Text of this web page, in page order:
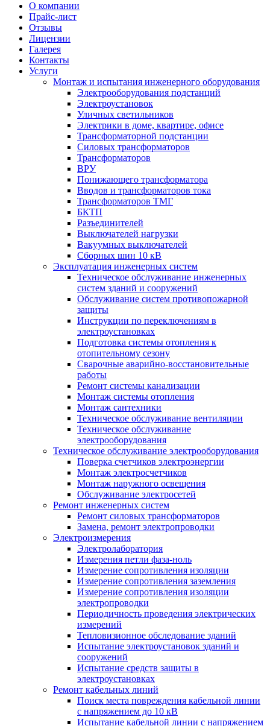
О компании
Прайс-лист
Отзывы
Лицензии
Галерея
Контакты
Услуги
Монтаж и испытания инженерного оборудования
Электрооборудования подстанций
Электроустановок
Уличных светильников
Электрики в доме, квартире, офисе
Трансформаторной подстанции
Силовых трансформаторов
Трансформаторов
ВРУ
Понижающего трансформатора
Вводов и трансформаторов тока
Трансформаторов ТМГ
БКТП
Разъединителей
Выключателей нагрузки
Вакуумных выключателей
Cборных шин 10 кВ
Эксплуатация инженерных систем
Техническое обслуживание инженерных
систем зданий и сооружений
Обслуживание систем противопожарной
защиты
Инструкции по переключениям в
электроустановках
Подготовка системы отопления к
отопительному сезону
Сварочные аварийно-восстановительные
работы
Ремонт системы канализации
Монтаж системы отопления
Монтаж сантехники
Техническое обслуживание вентиляции
Техническое обслуживание
электрооборудования
Техническое обслуживание электрооборудования
Поверка счетчиков электроэнергии
Монтаж электросчетчиков
Монтаж наружного освещения
Обслуживание электросетей
Ремонт инженерных систем
Ремонт силовых трансформаторов
Замена, ремонт электропроводки
Электроизмерения
Электролаборатория
Измерения петли фаза-ноль
Измерение сопротивления изоляции
Измерение сопротивления заземления
Измерение сопротивления изоляции
электропроводки
Периодичность проведения электрических
измерений
Тепловизионное обследование зданий
Испытание электроустановок зданий и
сооружений
Испытание средств защиты в
электроустановках
Ремонт кабельных линий
Поиск места повреждения кабельной линии
с напряжением до 10 кВ
Испытание кабельной линии с напряжением